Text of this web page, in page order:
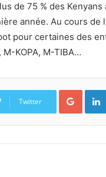
de 75 % des
année. Au cours de
pour certaines des
KOPA, M-TIBA…
Twitter